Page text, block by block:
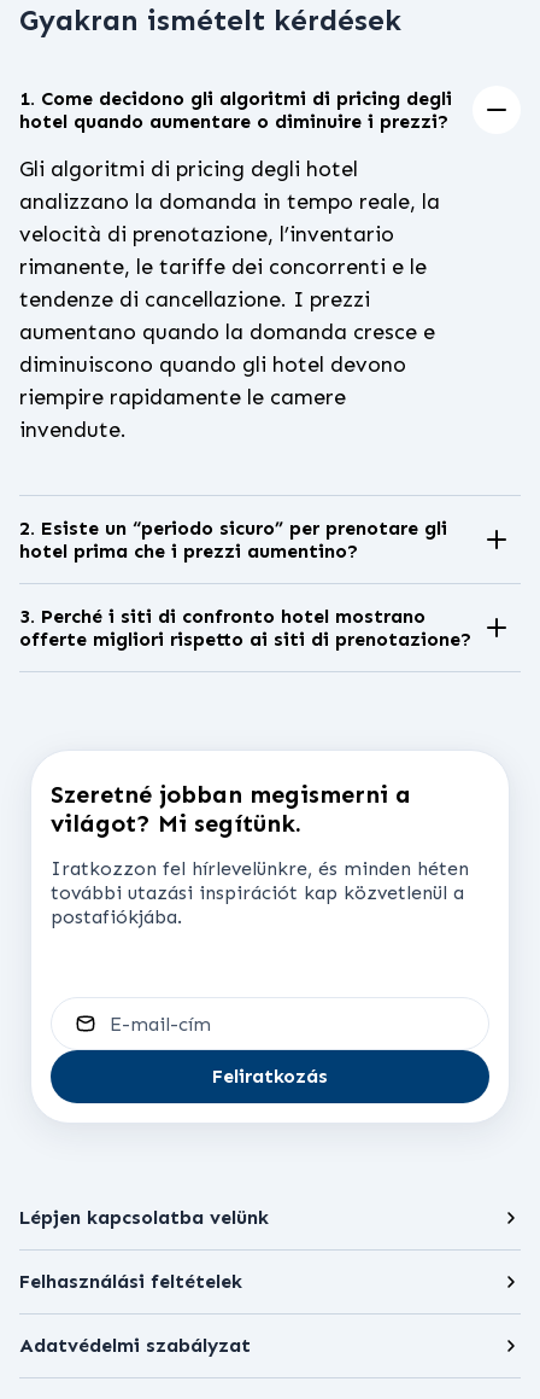
Gyakran ismételt kérdések
1. Come decidono gli algoritmi di pricing degli
hotel quando aumentare o diminuire i prezzi?
Gli algoritmi di pricing degli hotel
analizzano la domanda in tempo reale, la
velocità di prenotazione, l’inventario
rimanente, le tariffe dei concorrenti e le
tendenze di cancellazione. I prezzi
aumentano quando la domanda cresce e
diminuiscono quando gli hotel devono
riempire rapidamente le camere
invendute.
2. Esiste un “periodo sicuro” per prenotare gli
hotel prima che i prezzi aumentino?
Sì. Il periodo di prenotazione più sicuro è
solitamente 3-8 settimane prima del
check-in, quando i prezzi si stabilizzano
prima dei picchi di domanda o degli
a prenotare prima degli aumenti.
3. Perché i siti di confronto hotel mostrano
offerte migliori rispetto ai siti di prenotazione?
I siti di confronto hotel aggregano i
differenze di prezzo causate da
commissioni, promozioni e sconti specifici
della piattaforma, aiutando i viaggiatori
a individuare più rapidamente la tariffa
reale più bassa.
Szeretné jobban megismerni a
világot? Mi segítünk.
Iratkozzon fel hírlevelünkre, és minden héten
további utazási inspirációt kap közvetlenül a
postafiókjába.
E-mail-cím
Feliratkozás
Lépjen kapcsolatba velünk
Felhasználási feltételek
Adatvédelmi szabályzat